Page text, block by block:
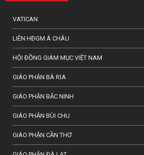
VATICAN
LIÊN HĐGM Á CHÂU
HỘI ĐỒNG GIÁM MỤC VIỆT NAM
GIÁO PHẬN BÀ RỊA
GIÁO PHẬN BẮC NINH
GIÁO PHẬN BÙI CHU
GIÁO PHẬN CẦN THƠ